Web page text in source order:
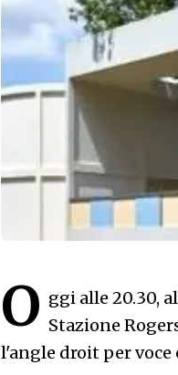
O ggi alle 20.30,
Stazione
l'angle droit per voce